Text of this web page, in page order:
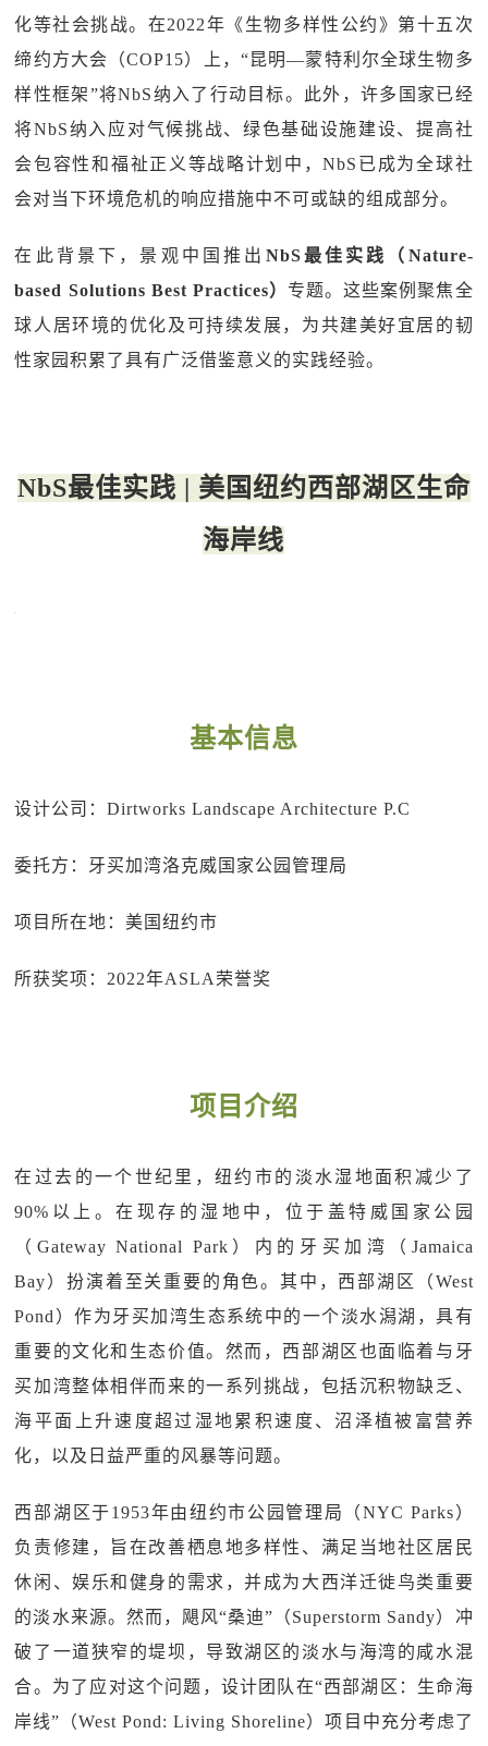
化等社会挑战。在2022年《生物多样性公约》第十五次
缔约方大会（COP15）上，“昆明—蒙特利尔全球生物多
样性框架”将NbS纳入了行动目标。此外，许多国家已经
将NbS纳入应对气候挑战、绿色基础设施建设、提高社
会包容性和福祉正义等战略计划中，NbS已成为全球社
会对当下环境危机的响应措施中不可或缺的组成部分。
在此背景下，景观中国推出 NbS最佳实践（Nature-
based Solutions Best Practices） 专题。这些案例聚焦全
球人居环境的优化及可持续发展，为共建美好宜居的韧
性家园积累了具有广泛借鉴意义的实践经验。
NbS最佳实践 | 美国纽约西部湖区生命
海岸线
基本信息
设计公司：Dirtworks Landscape Architecture P.C
委托方：牙买加湾洛克威国家公园管理局
项目所在地：美国纽约市
所获奖项：2022年ASLA荣誉奖
项目介绍
在过去的一个世纪里，纽约市的淡水湿地面积减少了
90%以上。在现存的湿地中，位于盖特威国家公园
（Gateway National Park）内的牙买加湾（Jamaica
Bay）扮演着至关重要的角色。其中，西部湖区（West
Pond）作为牙买加湾生态系统中的一个淡水潟湖，具有
重要的文化和生态价值。然而，西部湖区也面临着与牙
买加湾整体相伴而来的一系列挑战，包括沉积物缺乏、
海平面上升速度超过湿地累积速度、沼泽植被富营养
化，以及日益严重的风暴等问题。
西部湖区于1953年由纽约市公园管理局（NYC Parks）
负责修建，旨在改善栖息地多样性、满足当地社区居民
休闲、娱乐和健身的需求，并成为大西洋迁徙鸟类重要
的淡水来源。然而，飓风“桑迪”（Superstorm Sandy）冲
破了一道狭窄的堤坝，导致湖区的淡水与海湾的咸水混
合。为了应对这个问题，设计团队在“西部湖区：生命海
岸线”（West Pond: Living Shoreline）项目中充分考虑了